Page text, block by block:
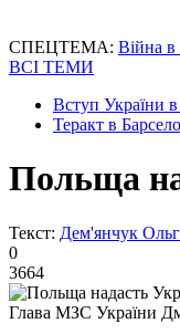
СПЕЦТЕМА: Війна в
ВСІ ТЕМИ
Вступ України
Теракт в
Польща
Текст: Дем'янчук
0
3664
Глава МЗС України